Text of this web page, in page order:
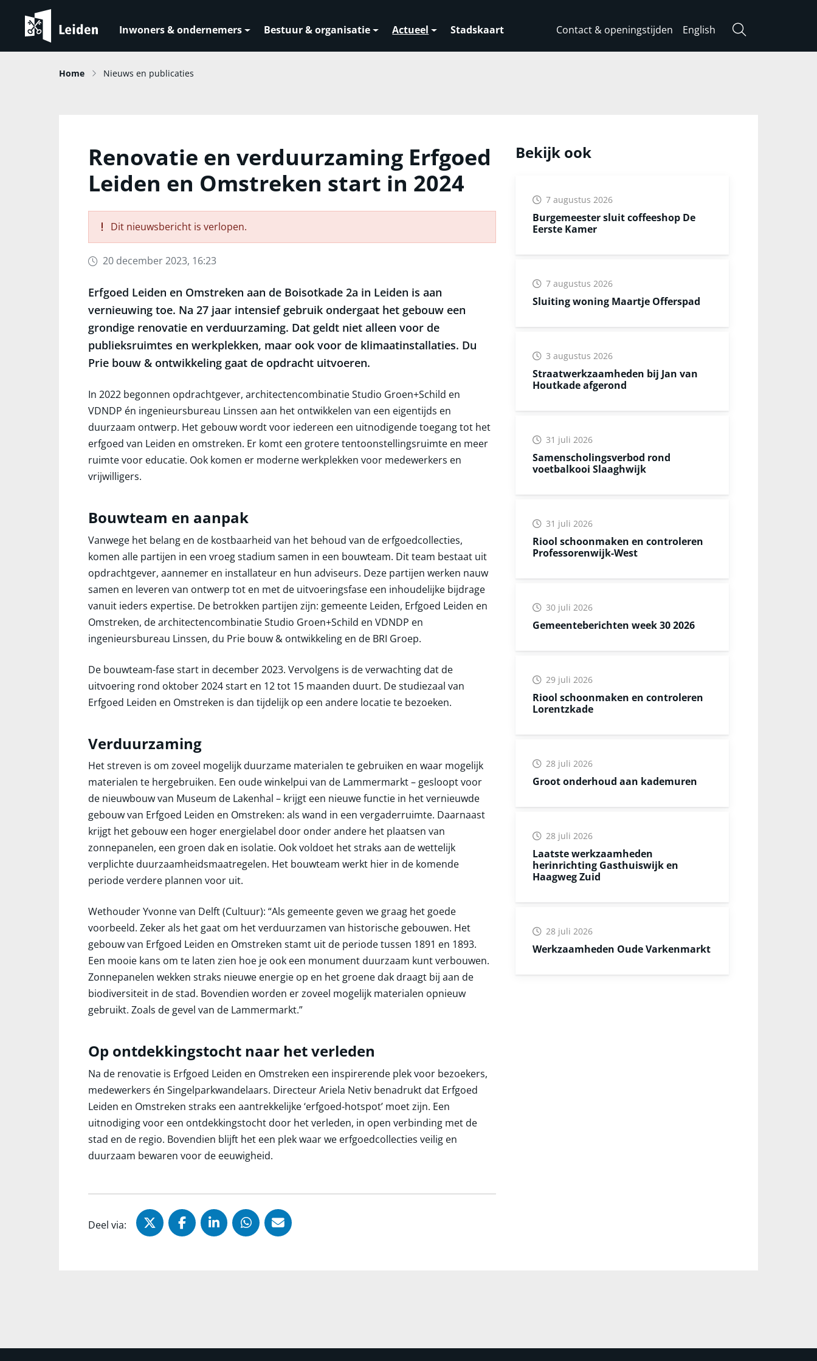
Inwoners & ondernemers Bestuur & organisatie Actueel Stadskaart Contact & openingstijden English Zoeken
Home Nieuws en publicaties
Renovatie en verduurzaming Erfgoed
Leiden en Omstreken start in 2024
Dit nieuwsbericht is verlopen.
20 december 2023, 16:23
Erfgoed Leiden en Omstreken aan de Boisotkade 2a in Leiden is aan
vernieuwing toe. Na 27 jaar intensief gebruik ondergaat het gebouw een
grondige renovatie en verduurzaming. Dat geldt niet alleen voor de
publieksruimtes en werkplekken, maar ook voor de klimaatinstallaties. Du
Prie bouw & ontwikkeling gaat de opdracht uitvoeren.
In 2022 begonnen opdrachtgever, architectencombinatie Studio Groen+Schild en
VDNDP én ingenieursbureau Linssen aan het ontwikkelen van een eigentijds en
duurzaam ontwerp. Het gebouw wordt voor iedereen een uitnodigende toegang tot het
erfgoed van Leiden en omstreken. Er komt een grotere tentoonstellingsruimte en meer
ruimte voor educatie. Ook komen er moderne werkplekken voor medewerkers en
vrijwilligers.
Bouwteam en aanpak
Vanwege het belang en de kostbaarheid van het behoud van de erfgoedcollecties,
komen alle partijen in een vroeg stadium samen in een bouwteam. Dit team bestaat uit
opdrachtgever, aannemer en installateur en hun adviseurs. Deze partijen werken nauw
samen en leveren van ontwerp tot en met de uitvoeringsfase een inhoudelijke bijdrage
vanuit ieders expertise. De betrokken partijen zijn: gemeente Leiden, Erfgoed Leiden en
Omstreken, de architectencombinatie Studio Groen+Schild en VDNDP en
ingenieursbureau Linssen, du Prie bouw & ontwikkeling en de BRI Groep.
De bouwteam-fase start in december 2023. Vervolgens is de verwachting dat de
uitvoering rond oktober 2024 start en 12 tot 15 maanden duurt. De studiezaal van
Erfgoed Leiden en Omstreken is dan tijdelijk op een andere locatie te bezoeken.
Verduurzaming
Het streven is om zoveel mogelijk duurzame materialen te gebruiken en waar mogelijk
materialen te hergebruiken. Een oude winkelpui van de Lammermarkt – gesloopt voor
de nieuwbouw van Museum de Lakenhal – krijgt een nieuwe functie in het vernieuwde
gebouw van Erfgoed Leiden en Omstreken: als wand in een vergaderruimte. Daarnaast
krijgt het gebouw een hoger energielabel door onder andere het plaatsen van
zonnepanelen, een groen dak en isolatie. Ook voldoet het straks aan de wettelijk
verplichte duurzaamheidsmaatregelen. Het bouwteam werkt hier in de komende
periode verdere plannen voor uit.
Wethouder Yvonne van Delft (Cultuur): “Als gemeente geven we graag het goede
voorbeeld. Zeker als het gaat om het verduurzamen van historische gebouwen. Het
gebouw van Erfgoed Leiden en Omstreken stamt uit de periode tussen 1891 en 1893.
Een mooie kans om te laten zien hoe je ook een monument duurzaam kunt verbouwen.
Zonnepanelen wekken straks nieuwe energie op en het groene dak draagt bij aan de
biodiversiteit in de stad. Bovendien worden er zoveel mogelijk materialen opnieuw
gebruikt. Zoals de gevel van de Lammermarkt.”
Op ontdekkingstocht naar het verleden
Na de renovatie is Erfgoed Leiden en Omstreken een inspirerende plek voor bezoekers,
medewerkers én Singelparkwandelaars. Directeur Ariela Netiv benadrukt dat Erfgoed
Leiden en Omstreken straks een aantrekkelijke ‘erfgoed-hotspot’ moet zijn. Een
uitnodiging voor een ontdekkingstocht door het verleden, in open verbinding met de
stad en de regio. Bovendien blijft het een plek waar we erfgoedcollecties veilig en
duurzaam bewaren voor de eeuwigheid.
Deel via: Deel via X (Twitter), opent in nieuw tabblad
Deel via Facebook, opent in nieuw tabblad
Deel via LinkedIn, opent in nieuw tabblad
Deel via WhatsApp, opent in nieuw tabblad
Deel via Mail, opent in nieuw tabblad
Bekijk ook
Burgemeester sluit coffeeshop De
Eerste Kamer
7 augustus 2026
Sluiting woning Maartje Offerspad
7 augustus 2026
Straatwerkzaamheden bij Jan van
Houtkade afgerond
3 augustus 2026
Samenscholingsverbod rond
voetbalkooi Slaaghwijk
31 juli 2026
Riool schoonmaken en controleren
Professorenwijk-West
31 juli 2026
Gemeenteberichten week 30 2026
30 juli 2026
Riool schoonmaken en controleren
Lorentzkade
29 juli 2026
Groot onderhoud aan kademuren
28 juli 2026
Laatste werkzaamheden
herinrichting Gasthuiswijk en
Haagweg Zuid
28 juli 2026
Werkzaamheden Oude Varkenmarkt
28 juli 2026